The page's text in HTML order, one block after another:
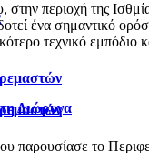
περιοχή της Ισθμίας,
ένα σημαντικό
τεχνικό εμπόδιο
παρουσίασε το
Διώρυγα